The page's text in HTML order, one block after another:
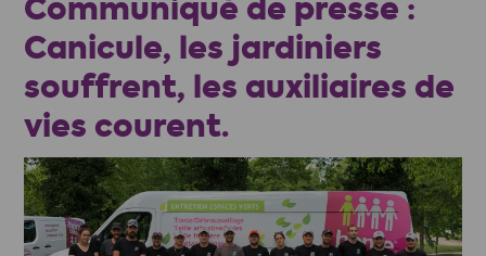
Communiqué de presse :
Canicule, les jardiniers
souffrent, les auxiliaires de
vies courent.